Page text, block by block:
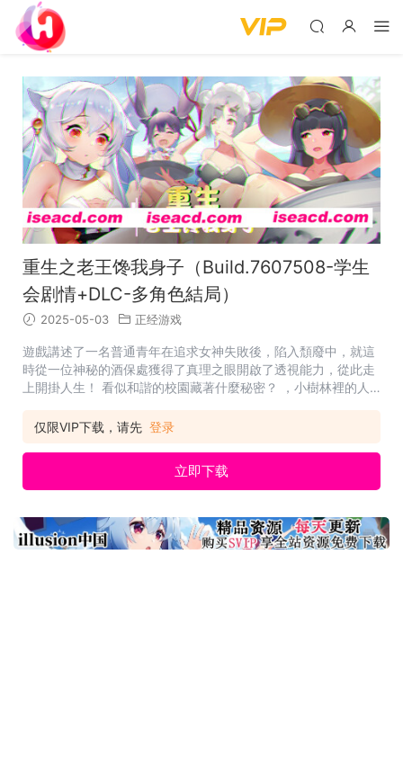
重生之老王馋我身子（Build.7607508-学生
会剧情+DLC-多角色結局）
2025-05-03 正经游戏
遊戲講述了一名普通青年在追求女神失敗後，陷入頹廢中，就這
時從一位神秘的酒保處獲得了真理之眼開啟了透視能力，從此走
上開掛人生！ 看似和諧的校園藏著什麼秘密？ ，小樹林裡的人
至於選擇怎麼處理，就看你啦。 名称: 重生之老王馋我身子 类型:
仅限VIP下载，请先 登录
立即下载